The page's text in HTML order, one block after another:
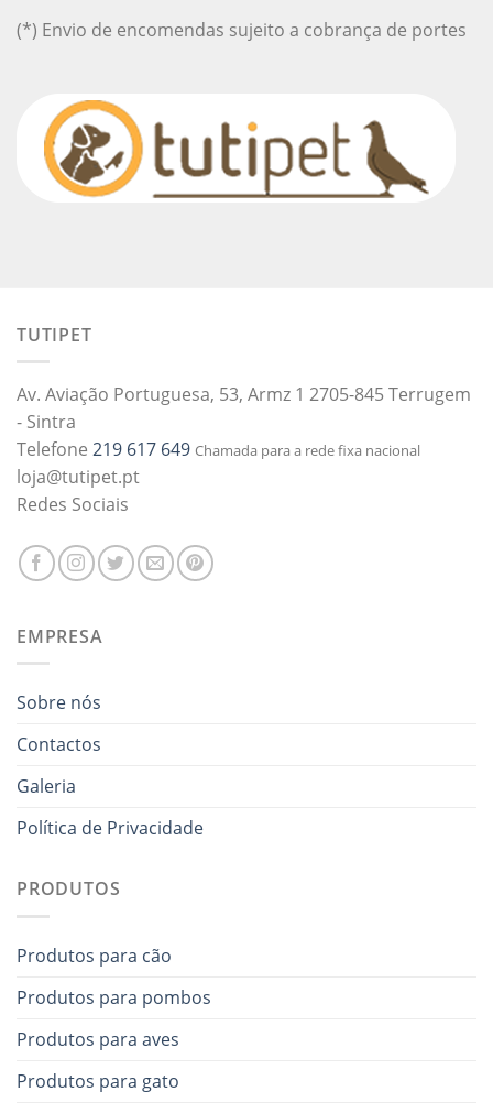
(*) Envio de encomendas sujeito a cobrança de portes
TUTIPET
Av. Aviação Portuguesa, 53, Armz 1 2705-845 Terrugem
- Sintra
Telefone 219 617 649 Chamada para a rede fixa nacional
loja@tutipet.pt
Redes Sociais
EMPRESA
Sobre nós
Contactos
Galeria
Política de Privacidade
PRODUTOS
Produtos para cão
Produtos para pombos
Produtos para aves
Produtos para gato